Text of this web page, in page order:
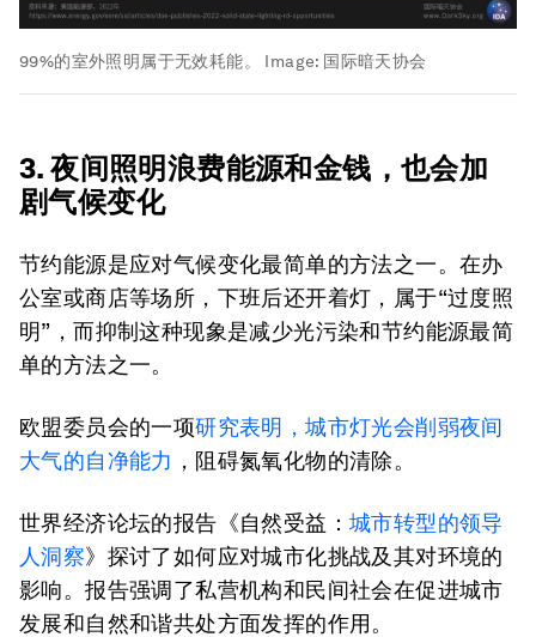
99%的室外照明属于无效耗能。 Image: 国际暗天协会
3. 夜间照明浪费能源和金钱，也会加
剧气候变化
节约能源是应对气候变化最简单的方法之一。在办
公室或商店等场所，下班后还开着灯，属于“过度照
明”，而抑制这种现象是减少光污染和节约能源最简
单的方法之一。
欧盟委员会的一项研究表明，城市灯光会削弱夜间
大气的自净能力 ，阻碍氮氧化物的清除。
世界经济论坛的报告《自然受益： 城市转型的领导
人洞察》探讨了如何应对城市化挑战及其对环境的
影响。报告强调了私营机构和民间社会在促进城市
发展和自然和谐共处方面发挥的作用。